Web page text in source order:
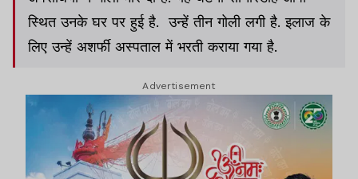
स्थित उनके घर पर हुई है. उन्हें तीन गोली लगी है. इलाज के
लिए उन्हें अशर्फी अस्पताल में भरती कराया गया है.
Advertisement